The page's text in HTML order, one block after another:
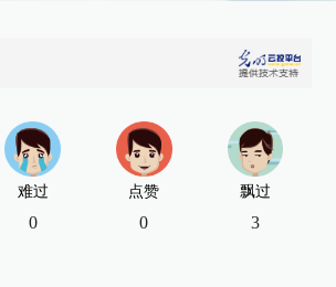
难过
0
点赞
0
飘过
3